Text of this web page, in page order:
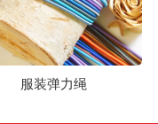
服装弹力绳